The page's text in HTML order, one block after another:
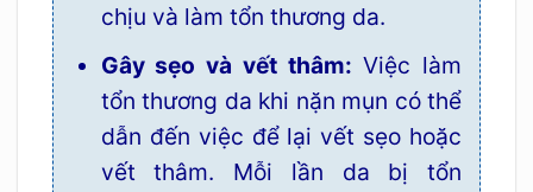
chịu và làm tổn thương da.
Gây sẹo và vết thâm: Việc làm
tổn thương da khi nặn mụn có thể
dẫn đến việc để lại vết sẹo hoặc
vết thâm. Mỗi lần da bị tổn